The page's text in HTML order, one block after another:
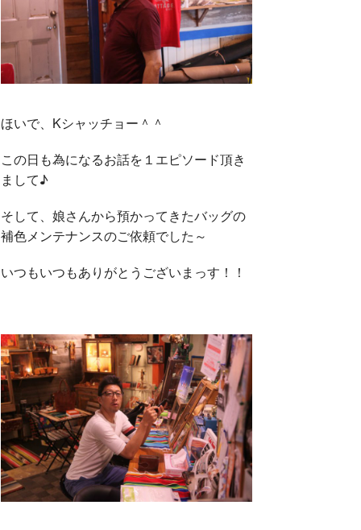
ほいで、Kシャッチョー＾＾
この日も為になるお話を１エピソード頂き
まして♪
そして、娘さんから預かってきたバッグの
補色メンテナンスのご依頼でした～
いつもいつもありがとうございまっす！！